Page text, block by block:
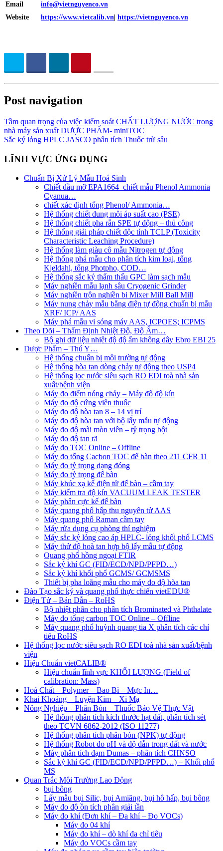
Email
info@vietnguyenco.vn
Website
https://www.vietcalib.vn https://vietnguyenco.vn
Post navigation
Tầm quan trọng của việc kiểm soát CHẤT LƯỢNG NƯỚC trong
nhà máy sản xuất DƯỢC PHẨM- miniTOC
Sắc ký lỏng HPLC JASCO phân tích Thuốc trừ sâu
LĨNH VỰC ỨNG DỤNG
Chuẩn Bị Xử Lý Mẫu Hoá Sinh
Chiết dầu mỡ EPA1664_chiết mẫu Phenol Ammonia
Cyanua…
chiết xác định tổng Phenol/ Ammonia…
Hệ thống chiết dung môi áp suất cao (PSE)
Hệ thống chiết pha rắn SPE tự động – thủ công
Hệ thống giải pháp chiết độc tính TCLP (Toxicity
Characteristic Leaching Procedure)
Hệ thống làm giàu cô mẫu Nitrogen tự động
Hệ thống phá mẫu cho phân tích kim loại, tổng
Kjeldahl, tổng Photpho, COD…
Hệ thống sắc ký thẩm thấu GPC làm sạch mẫu
Máy nghiền mẫu lạnh sâu Cryogenic Grinder
Máy nghiền trộn nghiền bi Mixer Mill Ball Mill
Máy nung chảy mẫu bằng điện tự động chuẩn bị mẫu
XRF/ ICP/ AAS
Máy phá mẫu vi sóng máy AAS, ICPOES; ICPMS
Theo Dõi – Thẩm Định Nhiệt Độ, Độ Ẩm…
Bộ ghi dữ liệu nhiệt độ độ ẩm không dây Ebro EBI 25
Dược Phẩm – Thú Y…
Hệ thống chuẩn bị môi trường tự động
Hệ thống hòa tan dòng chảy tự động theo USP4
Hệ thống lọc nước siêu sạch RO EDI​​ toà nhà sản
xuất/bệnh viện
Máy đo điểm nóng chảy – Máy đô độ kín
Máy đo độ cứng viên thuốc
Máy đo độ hòa tan 8 – 14 vị trí
Máy đo độ hòa tan với bộ lấy mẫu tự động
Máy đo độ mài mòn viên – tỷ trọng bột
Máy đo độ tan rã
Máy đo TOC Online – Offline
Máy đo tổng Cacbon TOC để bàn theo 211 CFR 11
Máy đo tỷ trọng dạng đóng
Máy đo tỷ trọng để bàn
Máy khúc xạ kế điện tử để bàn – cầm tay
Máy kiểm tra độ kín VACUUM LEAK TESTER
Máy phân cực kế để bàn
Máy quang phổ hấp thu nguyên tử AAS
Máy quang phổ Raman cầm tay
Máy rửa dụng cụ phòng thí nghiệm
Máy sắc ký lỏng cao áp HPLC- lỏng khối phổ LCMS
Máy thử độ hoà tan hợp bộ lấy mẫu tự động
Quang phổ hồng ngoại FTIR
Sắc ký khí GC (FID/ECD/NPD/PFPD…)
Sắc ký khí khối phổ GCMS/ GCMSMS
Thiết bị pha loãng mẫu cho máy đo độ hòa tan
Đào Tạo sắc ký và quang phổ thực chiến vietEDU®
Điện Tử – Bán Dẫn – RoHS
Bộ nhiệt phân cho phân tích Brominated và Phthalate
Máy đo tổng carbon TOC Online – Offline
Máy quang phổ huỳnh quang tia X phân tích các chỉ
tiêu RoHS
Hệ thống lọc nước siêu sạch RO EDI​​ toà nhà sản xuất/bệnh
viện
Hiệu Chuẩn vietCALIB®
Hiệu chuẩn lĩnh vực KHỐI LƯỢNG (Field of
calibration: Mass)
Hoá Chất – Polymer – Bao Bì – Mực In…
Khai Khoáng – Luyện Kim – Xi Mạ
Nông Nghiệp – Phân Bón – Thuốc Bảo Vệ Thực Vật
Hệ thông phân tích kích thước hạt đất, phân tích sét
theo TCVN 6862-2012 (ISO 11277)
Hệ thống phân tích phân bón (NPK) tự động
Hệ thống Robot đo pH và độ dẫn trong đất và nước
Máy phân tích đạm Dumas – phân tích CHNSO
Sắc ký khí GC (FID/ECD/NPD/PFPD…) – Khối phổ
MS
Quan Trắc Môi Trường Lao Động
bụi bông
Lấy mẫu bụi Silic, bụi Amiăng, bụi hô hấp, bụi bông
Máy đo độ ồn tích phân giải tần
Máy đo khí (Đơn khí – Đa khí – Đo VOCs)
Máy đo 04 khí
Máy đo khí – dò khí đa chỉ tiêu
Máy đo VOCs cầm tay